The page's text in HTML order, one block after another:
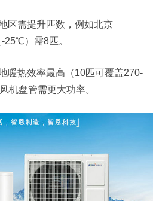
区需提升匹数，例如北京
25℃）需8匹。
暖热效率最高（10匹可覆盖270-
机盘管需更大功率。